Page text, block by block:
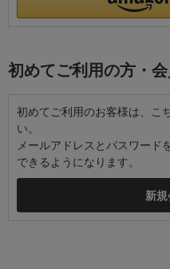
初めてご利用の方・
初めてご利用のお客様は、こ
い。
メールアドレスとパスワード
できるようになります。